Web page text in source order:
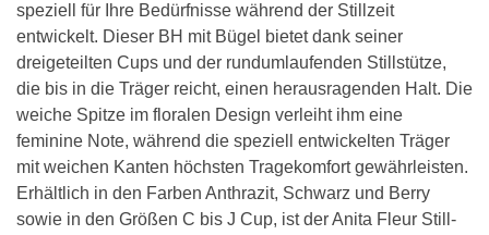
speziell für Ihre Bedürfnisse während der Stillzeit
entwickelt. Dieser BH mit Bügel bietet dank seiner
dreigeteilten Cups und der rundumlaufenden Stillstütze,
die bis in die Träger reicht, einen herausragenden Halt. Die
weiche Spitze im floralen Design verleiht ihm eine
feminine Note, während die speziell entwickelten Träger
mit weichen Kanten höchsten Tragekomfort gewährleisten.
Erhältlich in den Farben Anthrazit, Schwarz und Berry
sowie in den Größen C bis J Cup, ist der Anita Fleur Still-